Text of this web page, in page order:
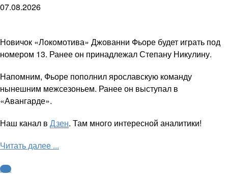
07.08.2026
Новичок «Локомотива» Джованни Фьоре будет играть под
номером 13. Ранее он принадлежал Степану Никулину.
Напомним, Фьоре пополнил ярославскую команду
нынешним межсезоньем. Ранее он выступал в
«Авангарде».
Наш канал в Дзен. Там много интересной аналитики!
Читать далее ...
КХЛ